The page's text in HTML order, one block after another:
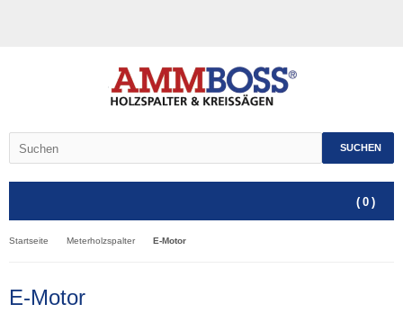
SUCHEN
( 0 )
Startseite Meterholzspalter E-Motor
E-Motor